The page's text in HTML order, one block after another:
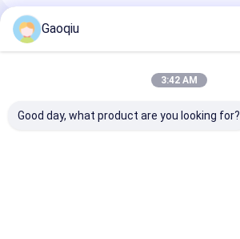
Önerilen Ürünler
Gaoqiu
3:42 AM
Good day, what product are you looking for?